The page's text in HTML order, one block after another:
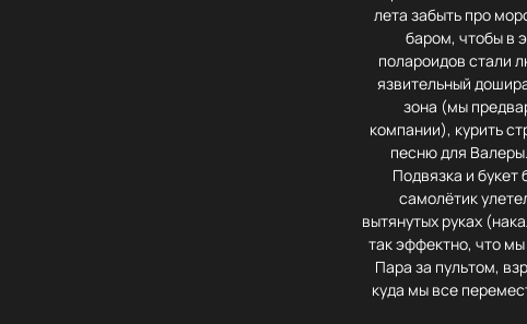
лета забыть про
баром, чтобы в
полароидов стали
язвительный
зона (мы
компании), курить
песню для
Подвязка и
самолётик
вытянутых руках
так эффектно, что
Пара за пультом,
куда мы все